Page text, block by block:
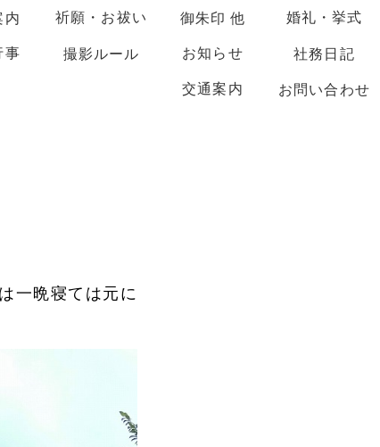
内 祈願・お祓い 御朱印 他 婚礼・挙式
事 撮影ルール お知らせ 社務日記
交通案内 お問い合わせ
一晩寝ては元に